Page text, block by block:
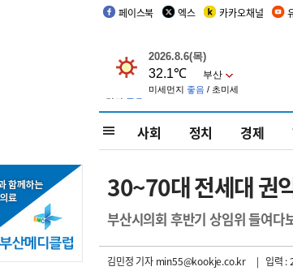
페이스북 엑스 카카오채널
사회 정치 경제
30~70대 전세대 권
부산시의회 후반기 상임위 들여다
김민정 기자min55@kookje.co.kr | 입력 :